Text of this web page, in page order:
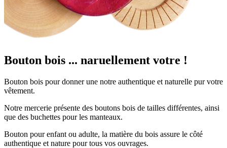
Bouton bois ... naruellement votre !
Bouton bois pour donner une notre authentique et naturelle pur votre
vêtement.
Notre mercerie présente des boutons bois de tailles différentes, ainsi
que des buchettes pour les manteaux.
Bouton pour enfant ou adulte, la matière du bois assure le côté
authentique et nature pour tous vos ouvrages.